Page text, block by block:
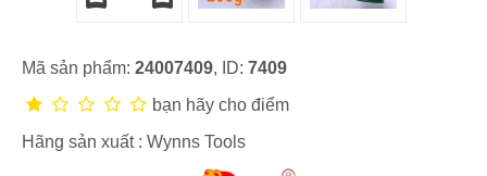
Mã sản phẩm: 24007409, ID: 7409
bạn hãy cho điểm
Hãng sản xuất : Wynns Tools